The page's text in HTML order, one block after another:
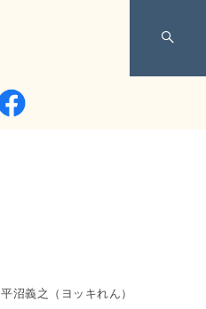
平沼義之（ヨッキれん）